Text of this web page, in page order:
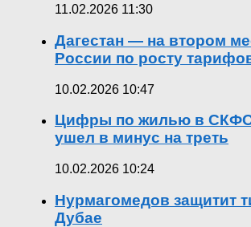
11.02.2026 11:30
Дагестан — на втором
России по росту
10.02.2026 10:47
Цифры по жилью в
ушел в минус на треть
10.02.2026 10:24
Нурмагомедов защитит
Дубае